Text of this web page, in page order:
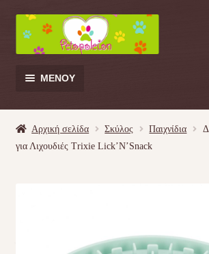
Απευθείας
μετάβαση
στην
πλοήγηση
Μετάβαση
σε
περιεχόμενο
ΜΕΝΟΎ
Αρχική σελίδα Σκύλος Παιχνίδια
για Λιχουδιές Trixie Lick’N’Snack